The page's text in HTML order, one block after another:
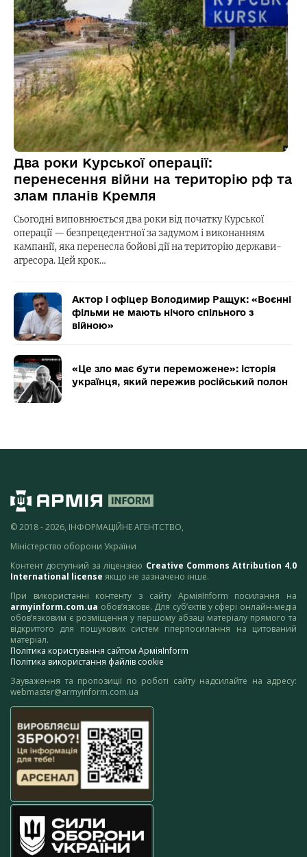
Два роки Курської операції:
перенесення війни на територію рф та
злам планів Кремля
Сьогодні виповнюється два роки від початку Курської
операції — безпрецедентної за задумом і виконанням
кампанії, яка перенесла бойові дії на територію держави-
агресора. Цей крок…
Актор і офіцер Володимир Ращук: «Воєнні
фільми не мають нічого спільного з
війною»
«Це зло має бути переможене»: історія
українця, який пережив російський полон
© 2018 - 2026, ІНФОРМАЦІЙНЕ АГЕНТСТВО,
Міністерство оборони України
Контент доступний за ліцензією Creative Commons Attribution 4.0
International license якщо не зазначено інше.
При використанні контенту з сайту АрміяInform посилання на
armyinform.com.ua обов’язкове. Для суб’єктів у сфері онлайн-медіа
обов’язковим є розміщення у першому абзаці матеріалу прямого та
відкритого для пошукових систем гіперпосилання на цитований
матеріал.
Політика користування сайтом АрміяInform
Політика використання файлів cookie
Зауваження та пропозиції по роботі сайту надсилайте на адресу:
webmaster@armyinform.com.ua